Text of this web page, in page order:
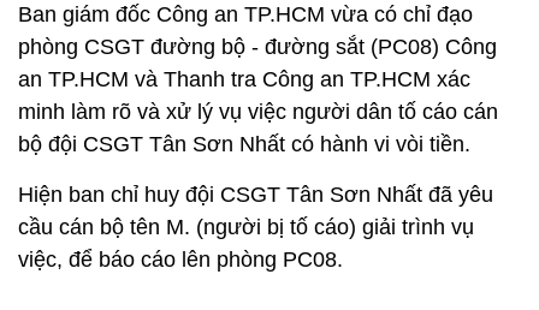
Ban giám đốc Công an TP.HCM vừa có chỉ đạo
phòng CSGT đường bộ - đường sắt (PC08) Công
an TP.HCM và Thanh tra Công an TP.HCM xác
minh làm rõ và xử lý vụ việc người dân tố cáo cán
bộ đội CSGT Tân Sơn Nhất có hành vi vòi tiền.
Hiện ban chỉ huy đội CSGT Tân Sơn Nhất đã yêu
cầu cán bộ tên M. (người bị tố cáo) giải trình vụ
việc, để báo cáo lên phòng PC08.